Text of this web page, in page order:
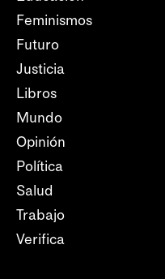
Feminismos
Futuro
Justicia
Libros
Mundo
Opinión
Política
Salud
Trabajo
Verifica